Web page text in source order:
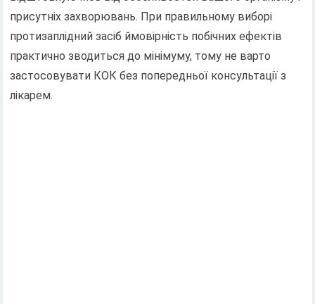
присутніх захворювань. При правильному виборі
протизаплідний засіб ймовірність побічних ефектів
практично зводиться до мінімуму, тому не варто
застосовувати КОК без попередньої консультації з
лікарем.